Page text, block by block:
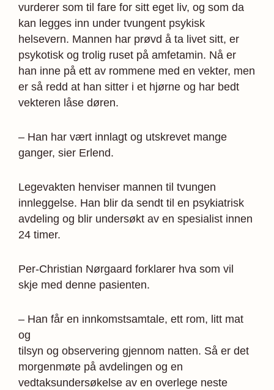
vurderer som til fare for sitt eget liv, og som da
kan legges inn under tvungent psykisk
helsevern. Mannen har prøvd å ta livet sitt, er
psykotisk og trolig ruset på amfetamin. Nå er
han inne på ett av rommene med en vekter, men
er så redd at han sitter i et hjørne og har bedt
vekteren låse døren.
– Han har vært innlagt og utskrevet mange
ganger, sier Erlend.
Legevakten henviser mannen til tvungen
innleggelse. Han blir da sendt til en psykiatrisk
avdeling og blir undersøkt av en spesialist innen
24 timer.
Per-Christian Nørgaard forklarer hva som vil
skje med denne pasienten.
– Han får en innkomstsamtale, ett rom, litt mat
og
tilsyn og observering gjennom natten. Så er det
morgen­møte på avdelingen og en
vedtaksundersøkelse av en overlege neste